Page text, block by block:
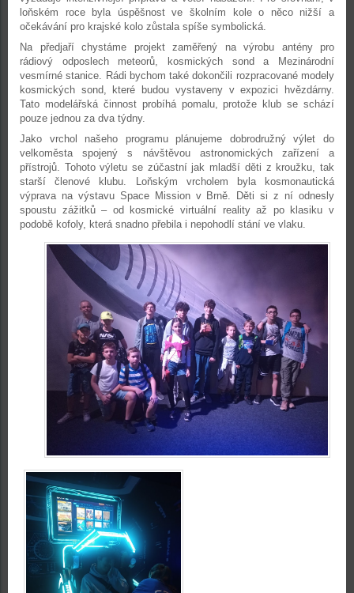
loňském roce byla úspěšnost ve školním kole o něco nižší a
očekávání pro krajské kolo zůstala spíše symbolická.
Na předjaří chystáme projekt zaměřený na výrobu antény pro
rádiový odposlech meteorů, kosmických sond a Mezinárodní
vesmírné stanice. Rádi bychom také dokončili rozpracované modely
kosmických sond, které budou vystaveny v expozici hvězdárny.
Tato modelářská činnost probíhá pomalu, protože klub se schází
pouze jednou za dva týdny.
Jako vrchol našeho programu plánujeme dobrodružný výlet do
velkoměsta spojený s návštěvou astronomických zařízení a
přístrojů. Tohoto výletu se zúčastní jak mladší děti z kroužku, tak
starší členové klubu. Loňským vrcholem byla kosmonautická
výprava na výstavu Space Mission v Brně. Děti si z ní odnesly
spoustu zážitků – od kosmické virtuální reality až po klasiku v
podobě kofoly, která snadno přebila i nepohodlí stání ve vlaku.